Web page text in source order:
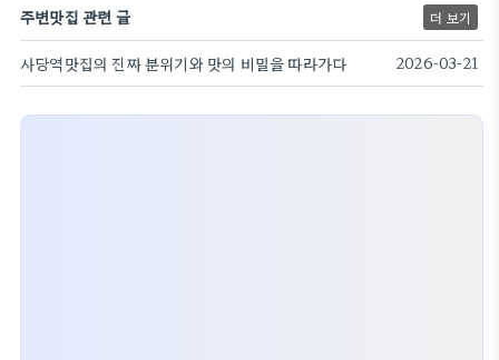
주변맛집 관련 글 더 보기
사당역맛집의 진짜 분위기와 맛의 비밀을 따라가다 2026-03-21